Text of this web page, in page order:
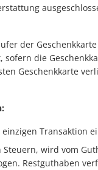
der
sofern die
Geschenkkarte
Transaktion
wird vom
Restguthaben